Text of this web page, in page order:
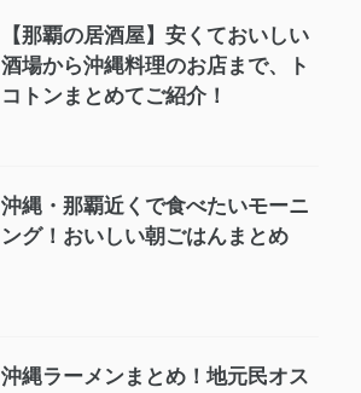
【那覇の居酒屋】安くておいしい
酒場から沖縄料理のお店まで、ト
コトンまとめてご紹介！
沖縄・那覇近くで食べたいモーニ
ング！おいしい朝ごはんまとめ
沖縄ラーメンまとめ！地元民オス